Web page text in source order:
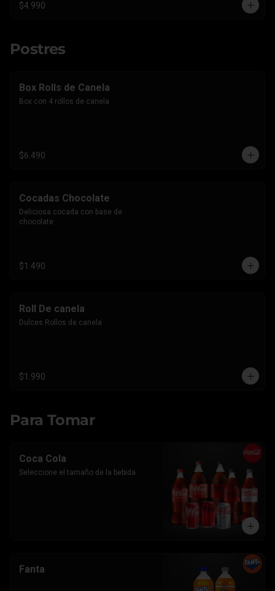
$4.990
Postres
Box Rolls de Canela
Box con 4 rollos de canela
$6.490
Cocadas Chocolate
Deliciosa cocada con base de
chocolate
$1.490
Roll De canela
Dulces Rollos de canela
$1.990
Para Tomar
Coca Cola
Seleccione el tamaño de la bebida
Fanta